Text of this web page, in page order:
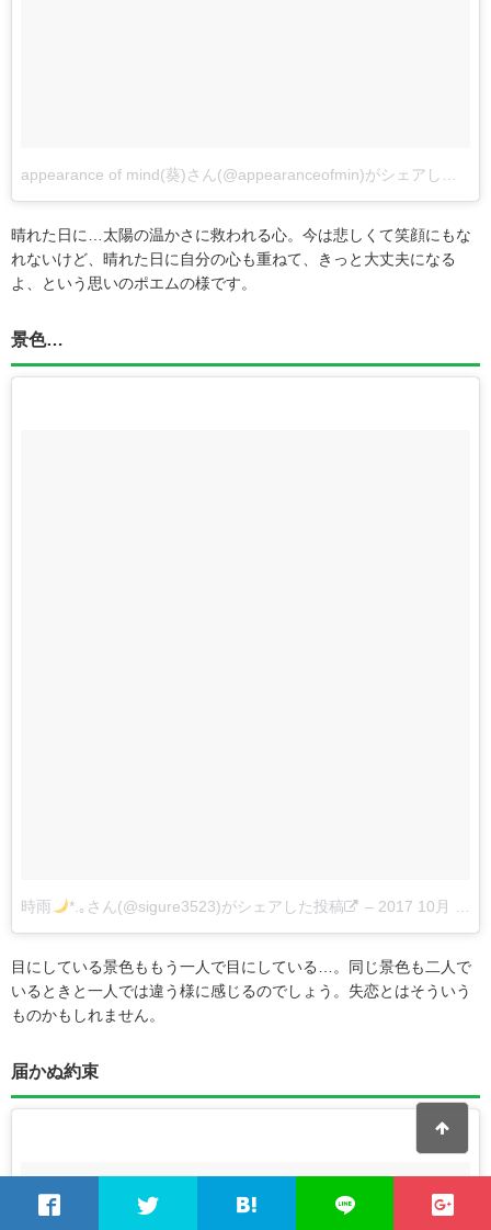
晴れた日に…太陽の温かさに救われる心。今は悲しくて笑顔にもな
れないけど、晴れた日に自分の心も重ねて、きっと大丈夫になる
よ、という思いのポエムの様です。
景色…
時雨 *.｡さん(@sigure3523)がシェアした投稿 – 2017 10月 31 3:57午前 PDT
目にしている景色ももう一人で目にしている…。同じ景色も二人で
いるときと一人では違う様に感じるのでしょう。失恋とはそういう
ものかもしれません。
届かぬ約束